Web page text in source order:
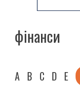
фінанси
A B C D E